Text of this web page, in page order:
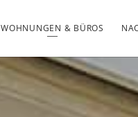
WOHNUNGEN & BÜROS